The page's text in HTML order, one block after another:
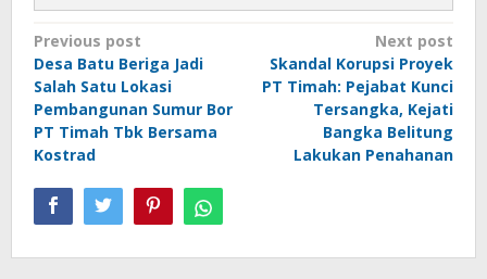
Post
navigation
Previous post
Desa Batu Beriga Jadi
Salah Satu Lokasi
Pembangunan Sumur Bor
PT Timah Tbk Bersama
Kostrad
Next post
Skandal Korupsi Proyek
PT Timah: Pejabat Kunci
Tersangka, Kejati
Bangka Belitung
Lakukan Penahanan